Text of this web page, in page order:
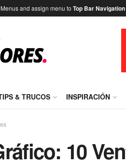
and assign menu to Top Bar Navigation
& TRUCOS INSPIRACIÓN
10